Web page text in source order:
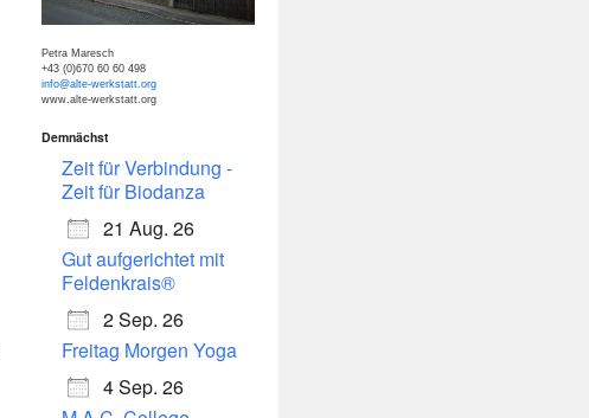
iCalendar
Petra Maresch
+43 (0)670 60 60 498
info@alte-werkstatt.org
www.alte-werkstatt.org
Demnächst
Zeit für Verbindung -
Zeit für Biodanza
21 Aug. 26
Gut aufgerichtet mit
Feldenkrais®
2 Sep. 26
Freitag Morgen Yoga
4 Sep. 26